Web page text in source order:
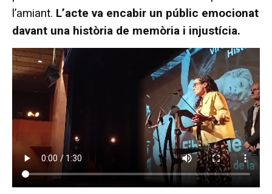
l’amiant. L’acte va encabir un públic emocionat
davant una història de memòria i injustícia.